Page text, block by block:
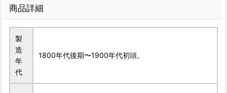
商品詳細
製
造
年
代
1800年代後期〜1900年代初頭。